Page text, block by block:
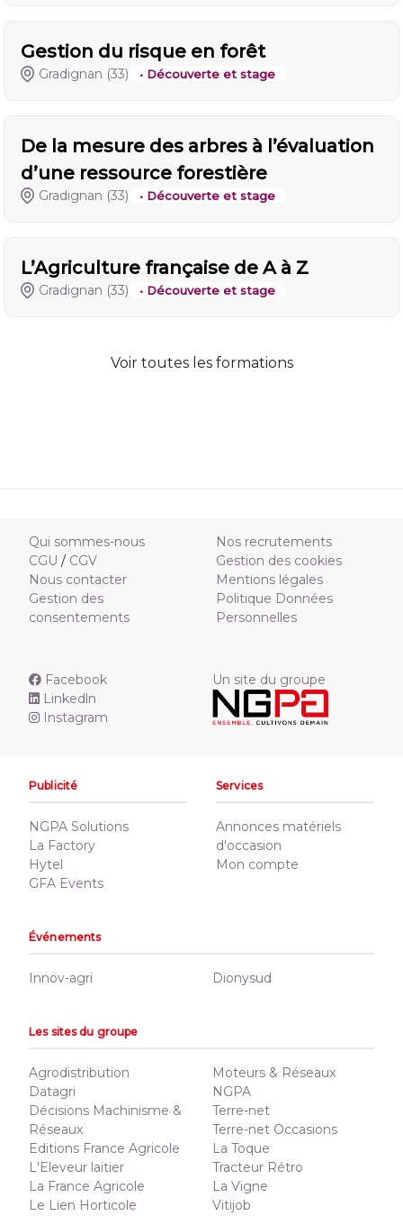
Gestion du risque en forêt
Gradignan (33) • Découverte et stage
De la mesure des arbres à l’évaluation
d’une ressource forestière
Gradignan (33) • Découverte et stage
L’Agriculture française de A à Z
Gradignan (33) • Découverte et stage
Voir toutes les formations
Qui sommes-nous
CGU / CGV
Nous contacter
Gestion des
consentements
Nos recrutements
Gestion des cookies
Mentions légales
Politique Données
Personnelles
Facebook
Linkedln
Instagram
Un site du groupe
Publicité
NGPA Solutions
La Factory
Hytel
GFA Events
Services
Annonces matériels
d'occasion
Mon compte
Événements
Innov-agri Dionysud
Les sites du groupe
Agrodistribution
Datagri
Décisions Machinisme &
Réseaux
Editions France Agricole
L'Eleveur laitier
La France Agricole
Le Lien Horticole
Moteurs & Réseaux
NGPA
Terre-net
Terre-net Occasions
La Toque
Tracteur Rétro
La Vigne
Vitijob